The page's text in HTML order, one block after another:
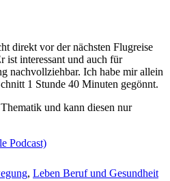
direkt vor der nächsten Flugreise
ist interessant und auch für
nachvollziehbar. Ich habe mir allein
1 Stunde 40 Minuten gegönnt.
und kann diesen nur
Podcast)
, Leben Beruf und Gesundheit